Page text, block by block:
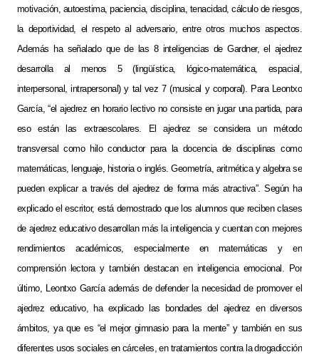
motivación, autoestima, paciencia, disciplina, tenacidad, cálculo de riesgos,
la deportividad, el respeto al adversario, entre otros muchos aspectos.
Además ha señalado que de las 8 inteligencias de Gardner, el ajedrez
desarrolla al menos 5 (lingüística, lógico-matemática, espacial,
interpersonal, intrapersonal) y tal vez 7 (musical y corporal). Para Leontxo
García, “el ajedrez en horario lectivo no consiste en jugar una partida, para
eso están las extraescolares. El ajedrez se considera un método
transversal como hilo conductor para la docencia de disciplinas como
matemáticas, lenguaje, historia o inglés. Geometría, aritmética y algebra se
pueden explicar a través del ajedrez de forma más atractiva”. Según ha
explicado el escritor, está demostrado que los alumnos que reciben clases
de ajedrez educativo desarrollan más la inteligencia y cuentan con mejores
rendimientos académicos, especialmente en matemáticas y en
comprensión lectora y también destacan en inteligencia emocional. Por
último, Leontxo García además de defender la necesidad de promover el
ajedrez educativo, ha explicado las bondades del ajedrez en diversos
ámbitos, ya que es “el mejor gimnasio para la mente” y también en sus
diferentes usos sociales en cárceles, en tratamientos contra la drogadicción